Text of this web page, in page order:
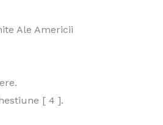
Ale Americii
[ 4 ].